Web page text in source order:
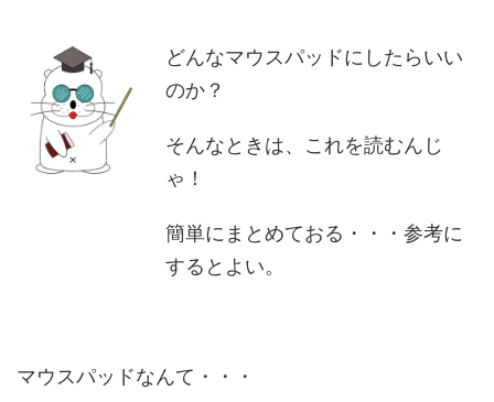
どんなマウスパッドにしたらいい
のか？
そんなときは、これを読むんじ
ゃ！
簡単にまとめておる・・・参考に
するとよい。
マウスパッドなんて・・・